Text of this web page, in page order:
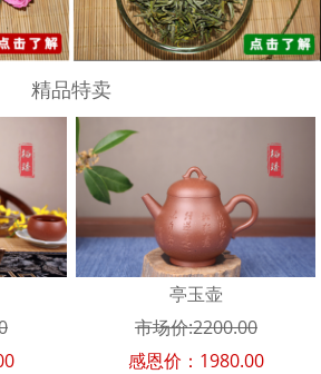
精品特卖
亭玉壶
市场价:2200.00
感恩价：1980.00